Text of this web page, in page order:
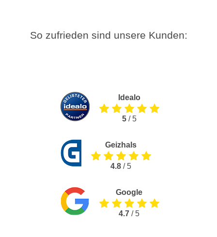
So zufrieden sind unsere Kunden:
Idealo
5/ 5
Geizhals
4.8 / 5
Google
4.7 / 5